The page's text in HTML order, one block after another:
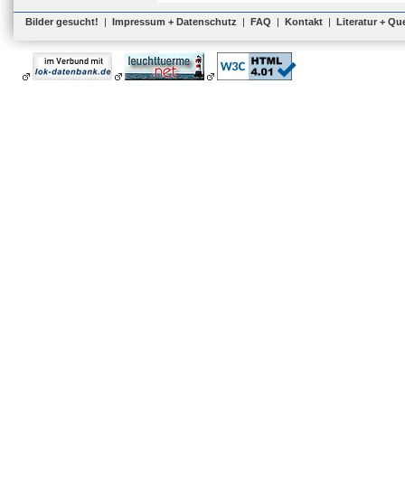
Bilder gesucht! | Impressum + Datenschutz | FAQ | Kontakt | Literatur +